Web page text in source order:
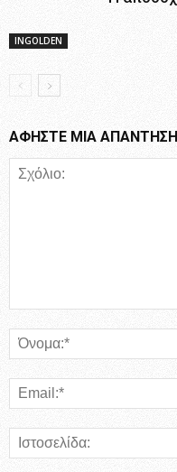
INGOLDEN
ΑΦΗΣΤΕ ΜΙΑ ΑΠΑΝΤΗΣΗ